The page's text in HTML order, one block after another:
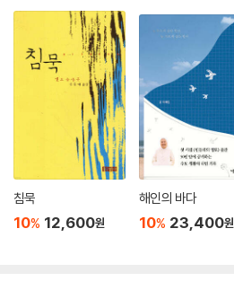
마지막 질문 358
하느님의 반영인 히야친타 359
덕의 모델인 히야친타 362
프란치스코는 달랐다 367
넷째 회고 주 371
에필로그 373
부록 1 375
부록 2 379
침묵
10% 12,600원
해인의 바다
10% 23,400원